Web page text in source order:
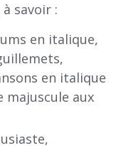
savoir :
en italique,
en italique
majuscule aux